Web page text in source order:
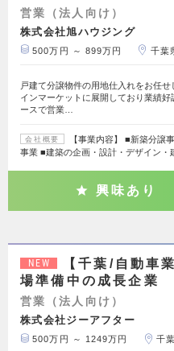
営業（法人向け）
株式会社旭ハウジング
500万円 ～ 899万円 千葉
戸建て分譲物件の用地仕入れをお任せ
インマーケットに展開しており業績
ースで営業…
会社概要
【事業内容】 ■新築分譲
事業 ■建築の企画・設計・デザイン・
興味あり
NEW
【千葉/自動車
場準備中の成長企業
営業（法人向け）
株式会社ジーアフター
500万円 ～ 1249万円 千